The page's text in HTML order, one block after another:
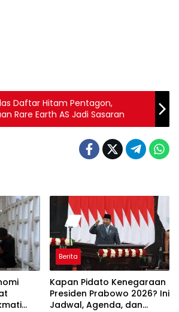
Daftar Hitam Pentagon,
Rare Earth AS Jadi Sasaran
Berita
Kapan Pidato Kenegaraan
Presiden Prabowo 2026? Ini
Jadwal, Agenda, dan